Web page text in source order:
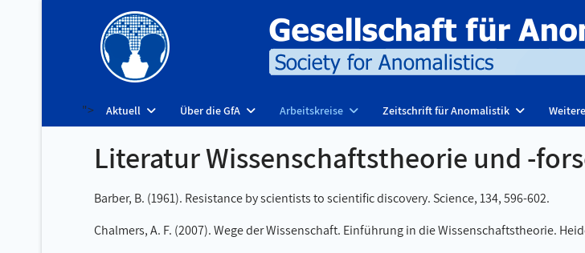
"> Aktuell Über die GfA Arbeitskreise Zeitschrift für Anomalistik
Literatur Wissenschaftstheorie und -
Barber, B. (1961). Resistance by scientists to scientific discovery. Science, 134, 596-602.
Chalmers, A. F. (2007). Wege der Wissenschaft. Einführung in die Wissenschaftstheorie.